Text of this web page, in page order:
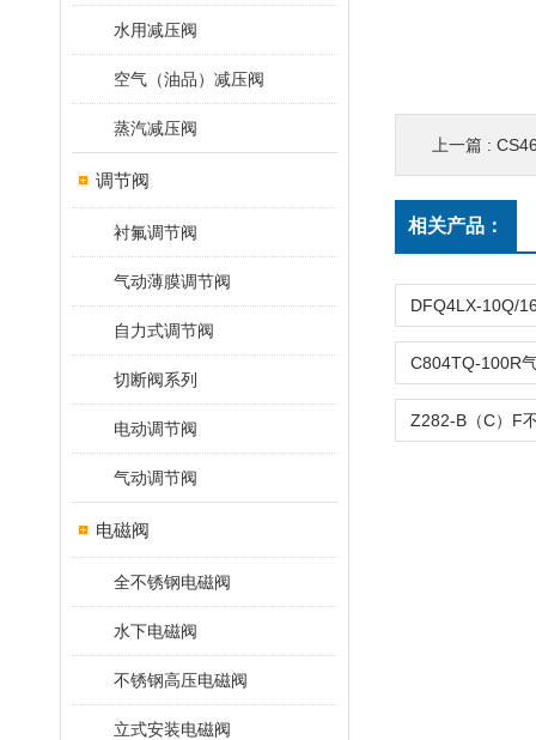
水用减压阀
空气（油品）减压阀
蒸汽减压阀
调节阀
衬氟调节阀
气动薄膜调节阀
自力式调节阀
切断阀系列
电动调节阀
气动调节阀
电磁阀
全不锈钢电磁阀
水下电磁阀
不锈钢高压电磁阀
立式安装电磁阀
上一篇 :
相关产品：